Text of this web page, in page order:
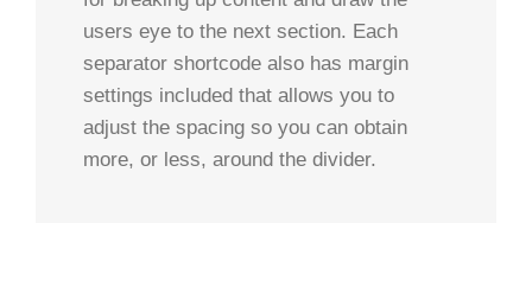
users eye to the next section. Each
separator shortcode also has margin
settings included that allows you to
adjust the spacing so you can obtain
more, or less, around the divider.